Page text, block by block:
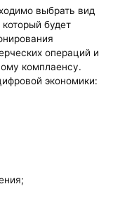
выбрать вид
будет
операций и
комплаенсу.
экономики: